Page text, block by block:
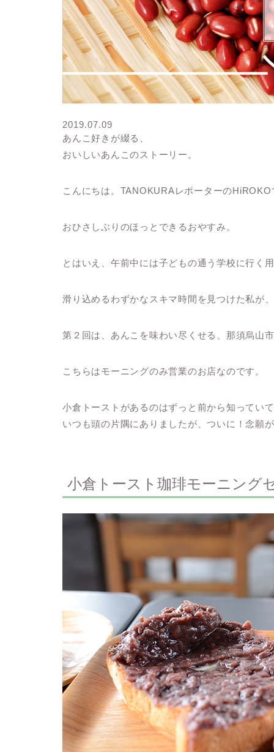
2019.07.09
あんこ好きが綴る、
おいしいあんこのストーリー。
こんにちは。TANOKURAレポーターのHiROKO
おひさしぶりのほっとできるおやすみ。
とはいえ、午前中には子どもの通う学校に行く
滑り込めるわずかなスキマ時間を見つけた私が
第２回は、あんこを味わい尽くせる、那須烏山
こちらはモーニングのみ営業のお店なのです。
小倉トーストがあるのはずっと前から知っていて
いつも頭の片隅にありましたが、ついに！念願
小倉トースト珈琲モーニング